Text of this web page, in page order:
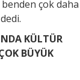
çok daha
KÜLTÜR
BÜYÜK